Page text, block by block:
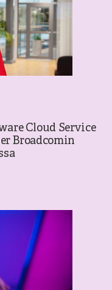
Cloud Service
Broadcomin